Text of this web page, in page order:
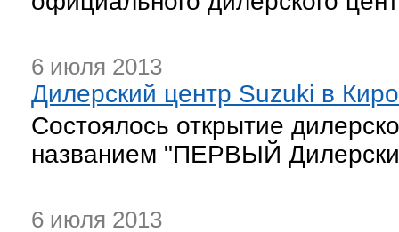
6 июля 2013
Дилерский центр Suzuki в
Состоялось открытие
названием "ПЕРВЫЙ
6 июля 2013